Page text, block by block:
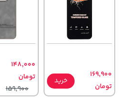
169,900
تومان
خرید
148,000
تومان
159,900